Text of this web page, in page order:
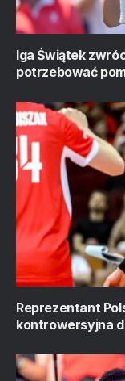
Iga Świątek
potrzebować
Reprezentant
kontrowersyjna